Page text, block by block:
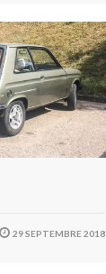
29 SEPTEMBRE 2018